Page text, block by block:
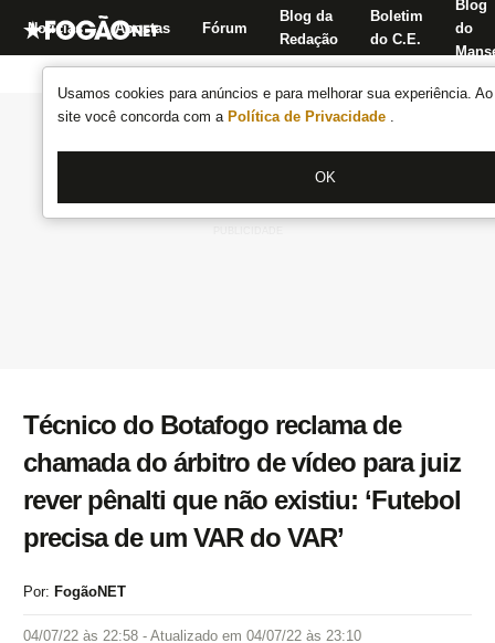
Usamos cookies para anúncios e para melhorar sua experiência.
site você concorda com a Política de Privacidade .
OK
Notícias Apostas Fórum
Blog da
Redação
Boletim
do C.E.
Blog
do
Técnico do Botafogo reclama de
chamada do árbitro de vídeo para juiz
rever pênalti que não existiu: ‘Futebol
precisa de um VAR do VAR’
Por: FogãoNET
04/07/22 às 22:58 - Atualizado em 04/07/22 às 23:10